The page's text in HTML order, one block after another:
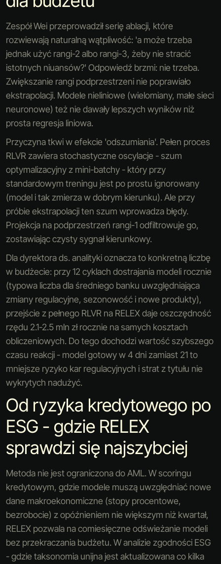
Zespół Wei przeprowadził serię ablacji, które
rozwiewają naturalną wątpliwość: 'a może trzeba
jednak użyć rangi-2 albo rangi-3, żeby nie stracić
istotnych niuansów?' Odpowiedź brzmi: nie trzeba.
Zwiększanie rangi podprzestrzeni nie poprawiało
ekstrapolacji. Modele nieliniowe (wielomiany, małe sieci
neuronowe) też nie dawały lepszych wyników niż
prosta regresja liniowa.
Przyczyna tkwi w efekcie 'odszumiania'. Pełen proces
RLVR zawiera stochastyczne oscylacje - szum
optymalizacyjny z mini-batchy - który przy
standardowym treningu jest po prostu ignorowany
(model i tak zmierza w dobrym kierunku). Ale przy
próbie ekstrapolacji ten szum wprowadza błędy.
Projekcja na podprzestrzeń rangi-1 odfiltrowuje go,
zostawiając czysty sygnał kierunkowy.
Dla dyrektora ds. analityki oznacza to konkretną liczbę
w budżecie: przy 12 cyklach dostrajania modeli rocznie
(typowa liczba dla średniego banku uwzględniająca
zmiany regulacyjne, sezonowość i nowe produkty),
przejście z pełnego RLVR na RELEX daje oszczędność
rzędu 2.1-2.5 mln zł rocznie na samych kosztach
obliczeniowych. Do tego dochodzi wartość szybszego
czasu reakcji - model gotowy w 4 dni zamiast 21 to
mniejsze ryzyko kar regulacyjnych i strat z tytułu nie
wykrytych nadużyć.
Od ryzyka kredytowego po
ESG - gdzie RELEX
sprawdzi się najszybciej
Metoda nie jest ograniczona do AML. W scoringu
kredytowym, gdzie modele muszą uwzględniać nowe
dane makroekonomiczne (stopy procentowe,
bezrobocie) z opóźnieniem nie większym niż kwartał,
RELEX pozwala na comiesięczne odświeżanie modeli
bez przekraczania budżetu. W analizie zgodności ESG
- gdzie taksonomia unijna jest aktualizowana co kilka